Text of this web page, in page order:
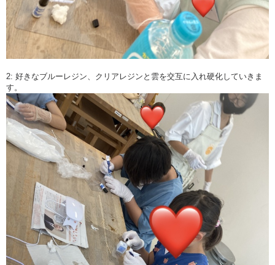
2: 好きなブルーレジン、クリアレジンと雲を交互に入れ硬化していきま
す。